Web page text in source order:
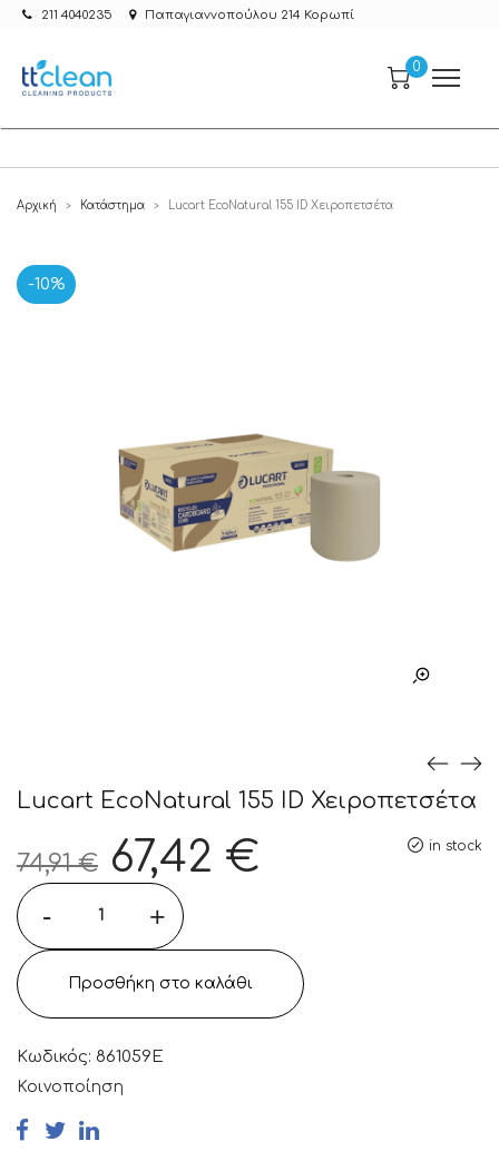
211 4040235 Παπαγιαννοπούλου 214 Κορωπί
0
Αρχική > Κατάστημα > Lucart EcoNatural 155 ID Χειροπετσέτα
-10%
Lucart EcoNatural 155 ID Χειροπετσέτα
in stock
74,91€ Original
Τιμή
was:
74,91 €.
67,42 €
τιμή
είναι:
67,42 €.
- +
Προσθήκη στο καλάθι
Κωδικός: 861059E
Κοινοποίηση